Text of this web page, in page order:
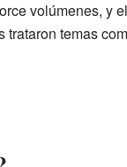
volúmenes, y
temas